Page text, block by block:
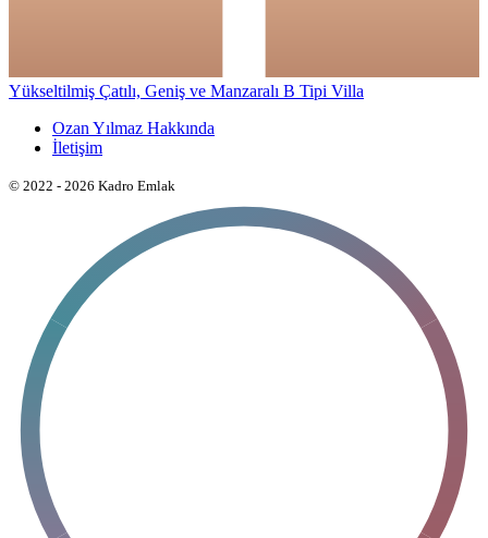
Yükseltilmiş Çatılı, Geniş ve Manzaralı B Tipi Villa
Ozan Yılmaz Hakkında
İletişim
© 2022 - 2026 Kadro Emlak